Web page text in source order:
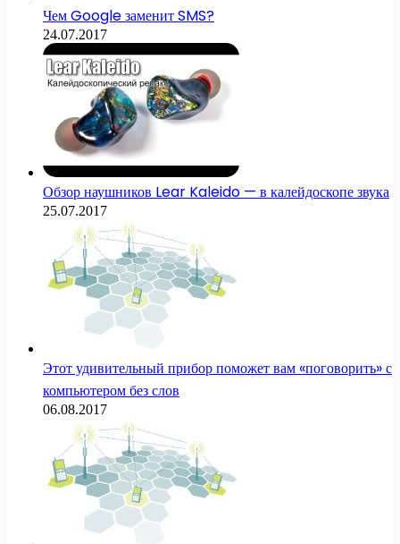
Чем Google заменит SMS?
24.07.2017
Обзор наушников Lear Kaleido — в калейдоскопе звука
25.07.2017
Этот удивительный прибор поможет вам «поговорить» с
компьютером без слов
06.08.2017